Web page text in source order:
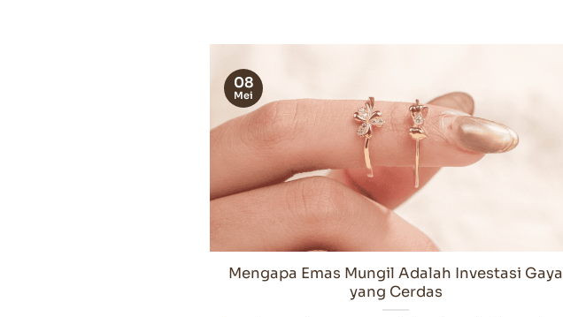
Mengapa Emas Mungil Adalah Investasi Gaya
yang Cerdas
08
Mei